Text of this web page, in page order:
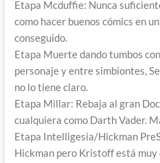
Etapa Mcduffie: Nunca
como hacer buenos cómics en
conseguido.
Etapa Muerte dando tumbos
personaje y entre simbiontes,
no lo tiene claro.
Etapa Millar: Rebaja al gran
cualquiera como Darth Vader.
Etapa Intelligesia/Hickman
Hickman pero Kristoff está muy